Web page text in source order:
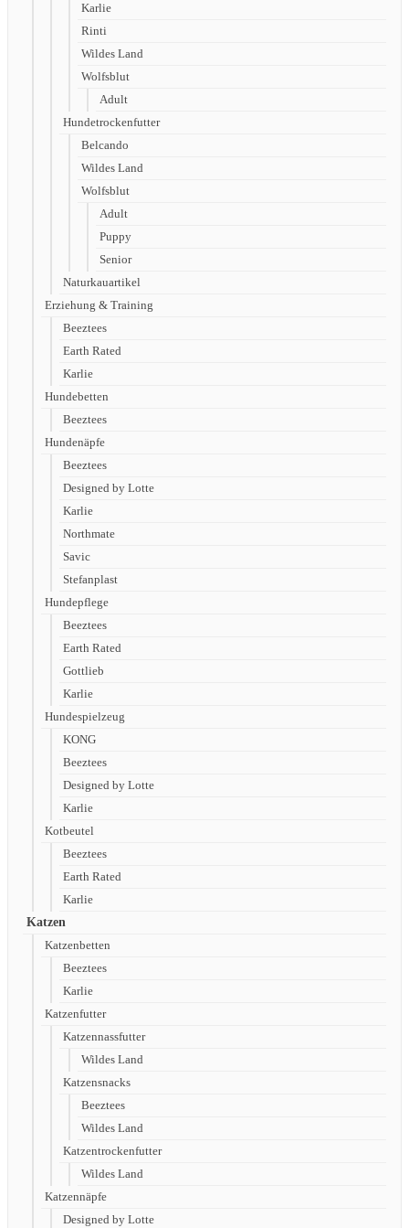
Karlie
Rinti
Wildes Land
Wolfsblut
Adult
Hundetrockenfutter
Belcando
Wildes Land
Wolfsblut
Adult
Puppy
Senior
Naturkauartikel
Erziehung & Training
Beeztees
Earth Rated
Karlie
Hundebetten
Beeztees
Hundenäpfe
Beeztees
Designed by Lotte
Karlie
Northmate
Savic
Stefanplast
Hundepflege
Beeztees
Earth Rated
Gottlieb
Karlie
Hundespielzeug
KONG
Beeztees
Designed by Lotte
Karlie
Kotbeutel
Beeztees
Earth Rated
Karlie
Katzen
Katzenbetten
Beeztees
Karlie
Katzenfutter
Katzennassfutter
Wildes Land
Katzensnacks
Beeztees
Wildes Land
Katzentrockenfutter
Wildes Land
Katzennäpfe
Designed by Lotte